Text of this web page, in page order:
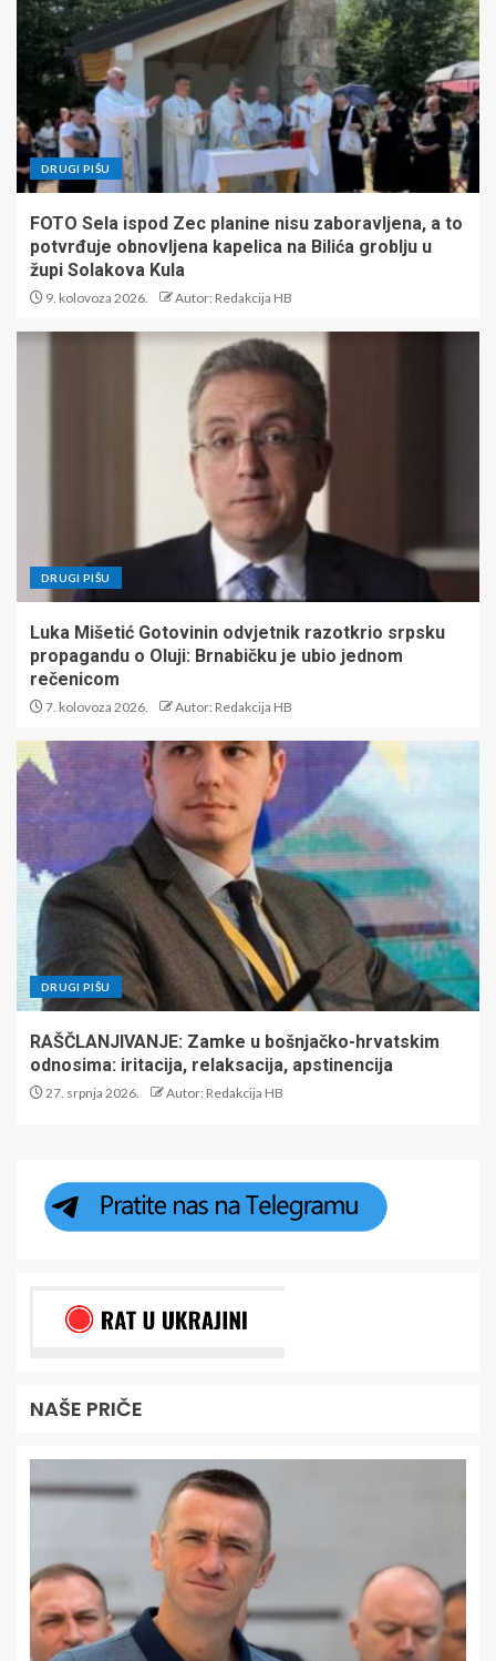
DRUGI PIŠU
FOTO Sela ispod Zec planine nisu zaboravljena, a to
potvrđuje obnovljena kapelica na Bilića groblju u
župi Solakova Kula
9. kolovoza 2026. Autor: Redakcija HB
DRUGI PIŠU
Luka Mišetić Gotovinin odvjetnik razotkrio srpsku
propagandu o Oluji: Brnabičku je ubio jednom
rečenicom
7. kolovoza 2026. Autor: Redakcija HB
DRUGI PIŠU
RAŠČLANJIVANJE: Zamke u bošnjačko-hrvatskim
odnosima: iritacija, relaksacija, apstinencija
27. srpnja 2026. Autor: Redakcija HB
NAŠE PRIČE